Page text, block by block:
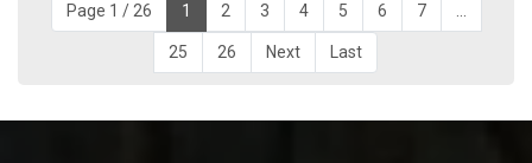
Page 1 / 26 1 2 3 4 5 6 7
25 26 Next Last